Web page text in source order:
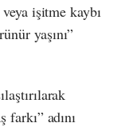
işitme kaybı
yaşını”
farkı” adını